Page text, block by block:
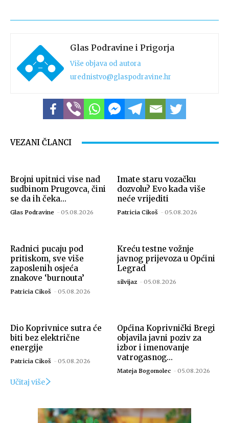
Glas Podravine i Prigorja
Više objava od autora
urednistvo@glaspodravine.hr
VEZANI ČLANCI
Brojni upitnici vise nad
sudbinom Prugovca, čini
se da ih čeka...
Glas Podravine - 05.08.2026
Imate staru vozačku
dozvolu? Evo kada više
neće vrijediti
Patricia Cikoš - 05.08.2026
Radnici pucaju pod
pritiskom, sve više
zaposlenih osjeća
znakove ‘burnouta’
Patricia Cikoš - 05.08.2026
Kreću testne vožnje
javnog prijevoza u Općini
Legrad
silvijaz - 05.08.2026
Dio Koprivnice sutra će
biti bez električne
energije
Patricia Cikoš - 05.08.2026
Općina Koprivnički Bregi
objavila javni poziv za
izbor i imenovanje
vatrogasnog...
Mateja Bogomolec - 05.08.2026
Učitaj više